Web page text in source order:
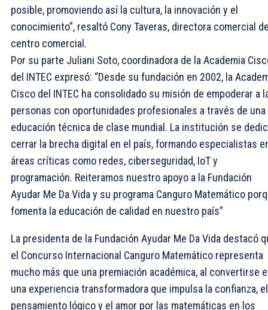
posible, promoviendo así la cultura, la innovación y el
conocimiento”, resaltó Cony Taveras, directora comercial
centro comercial.
Por su parte Juliani Soto, coordinadora de la Academia
del INTEC expresó: “Desde su fundación en 2002, la
Cisco del INTEC ha consolidado su misión de empoderar a
personas con oportunidades profesionales a través de una
educación técnica de clase mundial. La institución se
cerrar la brecha digital en el país, formando especialistas
áreas críticas como redes, ciberseguridad, IoT y
programación. Reiteramos nuestro apoyo a la Fundación
Ayudar Me Da Vida y su programa Canguro Matemático
fomenta la educación de calidad en nuestro país”
La presidenta de la Fundación Ayudar Me Da Vida destacó
el Concurso Internacional Canguro Matemático representa
mucho más que una premiación académica, al convertirse
una experiencia transformadora que impulsa la confianza, el
pensamiento lógico y el amor por las matemáticas en los